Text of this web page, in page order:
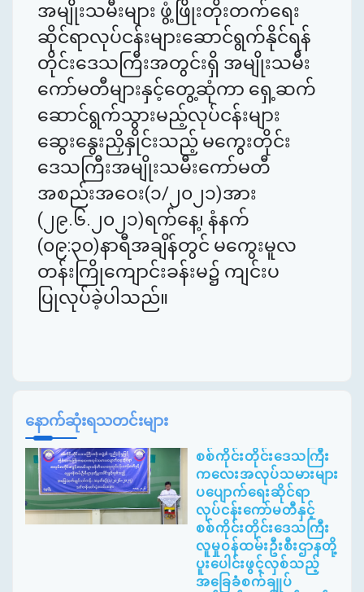
အမျိုးသမီးများ ဖွံ့ဖြိုးတိုးတက်ရေး
ဆိုင်ရာလုပ်ငန်းများဆောင်ရွက်နိုင်ရန်
တိုင်းဒေသကြီးအတွင်းရှိ အမျိုးသမီး
ကော်မတီများနှင့်တွေ့ဆုံကာ ရှေ့ဆက်
ဆောင်ရွက်သွားမည့်လုပ်ငန်းများ
ဆွေးနွေးညှိနှိုင်းသည့် မကွေးတိုင်း
ဒေသကြီးအမျိုးသမီးကော်မတီ
အစည်းအဝေး(၁/၂၀၂၁)အား
(၂၉.၆.၂၀၂၁)ရက်နေ့၊ နံနက်
(၀၉:၃၀)နာရီအချိန်တွင် မကွေးမူလ
တန်းကြိုကျောင်းခန်းမ၌ ကျင်းပ
ပြုလုပ်ခဲ့ပါသည်။
နောက်ဆုံးရသတင်းများ
စစ်ကိုင်းတိုင်းဒေသကြီး
ကလေးအလုပ်သမားများ
ပပျောက်ရေးဆိုင်ရာ
လုပ်ငန်းကော်မတီနှင့်
စစ်ကိုင်းတိုင်းဒေသကြီး
လူမှုဝန်ထမ်းဦးစီးဌာနတို့
ပူးပေါင်းဖွင့်လှစ်သည့်
အခြေခံစက်ချုပ်